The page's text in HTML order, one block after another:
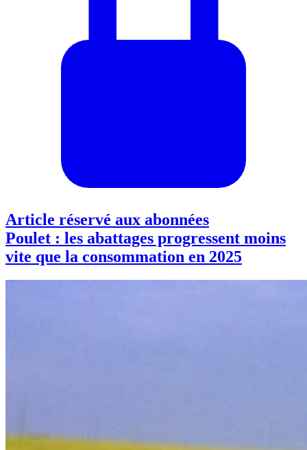
Article réservé aux abonnées
Poulet : les abattages progressent moins
vite que la consommation en 2025